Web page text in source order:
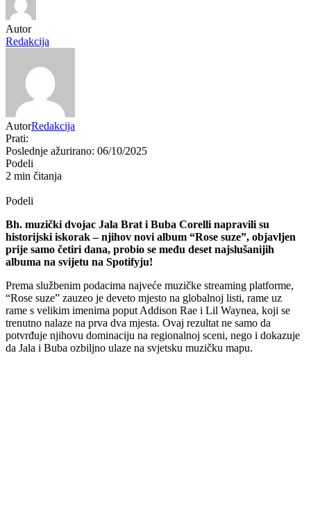
Autor
Redakcija
AutorRedakcija
Prati:
Poslednje ažurirano: 06/10/2025
Podeli
2 min čitanja
Podeli
Bh. muzički dvojac Jala Brat i Buba Corelli napravili su
historijski iskorak – njihov novi album “Rose suze”, objavljen
prije samo četiri dana, probio se među deset najslušanijih
albuma na svijetu na Spotifyju!
Prema službenim podacima najveće muzičke streaming platforme,
“Rose suze” zauzeo je deveto mjesto na globalnoj listi, rame uz
rame s velikim imenima poput Addison Rae i Lil Waynea, koji se
trenutno nalaze na prva dva mjesta. Ovaj rezultat ne samo da
potvrđuje njihovu dominaciju na regionalnoj sceni, nego i dokazuje
da Jala i Buba ozbiljno ulaze na svjetsku muzičku mapu.